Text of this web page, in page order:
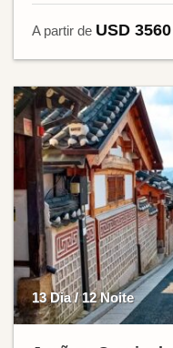
A partir de USD 3560
13 Dia / 12 Noite